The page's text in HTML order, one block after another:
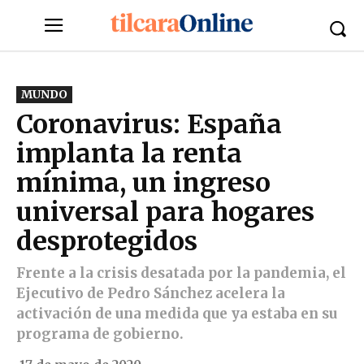
MUNDO
Coronavirus: España
implanta la renta
mínima, un ingreso
universal para hogares
desprotegidos
Frente a la crisis desatada por la pandemia, el
Ejecutivo de Pedro Sánchez acelera la
activación de una medida que ya estaba en su
programa de gobierno.